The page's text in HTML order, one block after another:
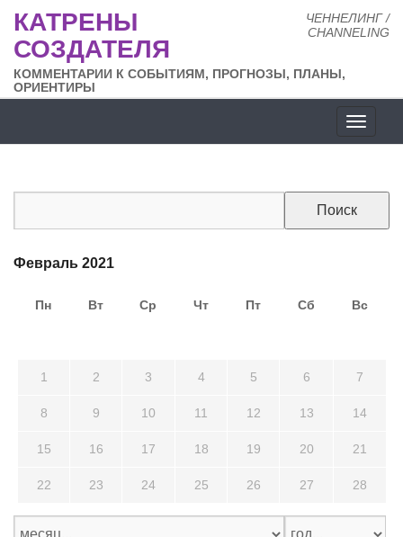
ЧЕННЕЛИНГ /
CHANNELING
КАТРЕНЫ
СОЗДАТЕЛЯ
КОММЕНТАРИИ К СОБЫТИЯМ, ПРОГНОЗЫ, ПЛАНЫ,
ОРИЕНТИРЫ
сайта
Февраль 2021
Пн Вт Ср Чт Пт Сб Вс
1 2 3 4 5 6 7
8 9 10 11 12 13 14
15 16 17 18 19 20 21
22 23 24 25 26 27 28